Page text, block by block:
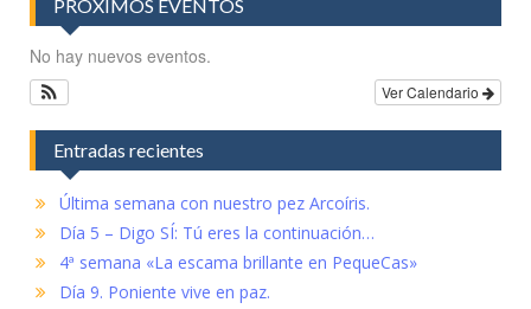
PRÓXIMOS EVENTOS
No hay nuevos eventos.
Ver Calendario
Entradas recientes
Última semana con nuestro pez Arcoíris.
Día 5 – Digo SÍ: Tú eres la continuación…
4ª semana «La escama brillante en PequeCas»
Día 9. Poniente vive en paz.